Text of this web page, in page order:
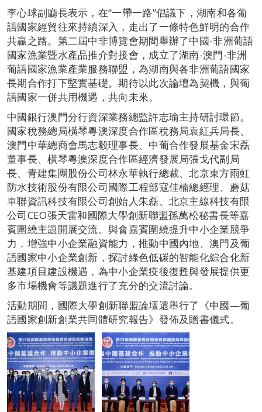
李心球副廳長表示，在“一帶一路”倡議下，湖南和各葡
語國家經貿往來持續深入，走出了一條特色鮮明的合作
共贏之路。第二屆中非博覽會期間舉辦了中國-非洲葡語
國家漁業暨水產品推介對接會，成立了湖南-澳門-非洲
葡語國家漁業產業服務聯盟，為湖南與各非洲葡語國家
長期合作打下堅實基礎。期待以此次論壇為契機，與葡
語國家一併共用機遇，共向未來。
中國銀行澳門分行資深業務總監許志瑜主持研討環節。
國家稅務總局橫琴粵澳深度合作區稅務局袁紅兵局長、
澳門中華總商會馬志毅理事長、中葡合作發展基金宋磊
董事長、橫琴粵澳深度合作區經濟發展局張戈代副局
長、青建集團股份公司林永華執行總裁、北京東方雨虹
防水技術股份有限公司國際工程部寇佳楠總經理、蘑菇
車聯資訊科技有限公司創始人朱磊、北京主線科技有限
公司CEO張天雷和國際大學創新聯盟孫萬松秘書長等嘉
賓圍繞主題開展交流。與會嘉賓圍繞提升中小企業競爭
力，增強中小企業融資能力，推動中國內地、澳門及葡
語國家中小企業創新，探討綠色低碳的智能化綜合化新
基建項目建設機遇，為中小企業疫後復甦與發展提供更
多市場機會等議題進行了充分的交流討論。
活動期間，國際大學創新聯盟論壇還舉行了《中國—葡
語國家創新創業共同體研究報告》發佈及贈書儀式。